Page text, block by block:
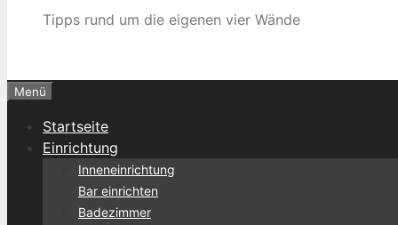
Tipps rund um die eigenen vier Wände
Menü
Startseite
Einrichtung
Inneneinrichtung
Bar einrichten
Badezimmer